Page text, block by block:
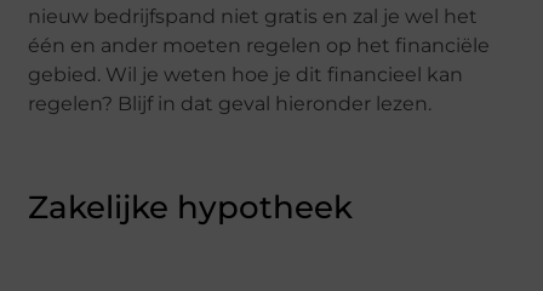
nieuw bedrijfspand niet gratis en zal je wel het
één en ander moeten regelen op het financiële
gebied. Wil je weten hoe je dit financieel kan
regelen? Blijf in dat geval hieronder lezen.
Zakelijke hypotheek